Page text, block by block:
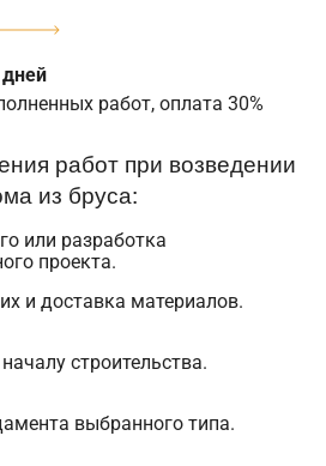
дней
работ, оплата 30%
работ при возведении
из бруса:
или разработка
проекта.
и доставка материалов.
строительства.
выбранного типа.